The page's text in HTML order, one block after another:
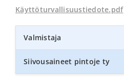
Käyttöturvallisuustiedote.pdf
Valmistaja
Siivousaineet pintoje ty